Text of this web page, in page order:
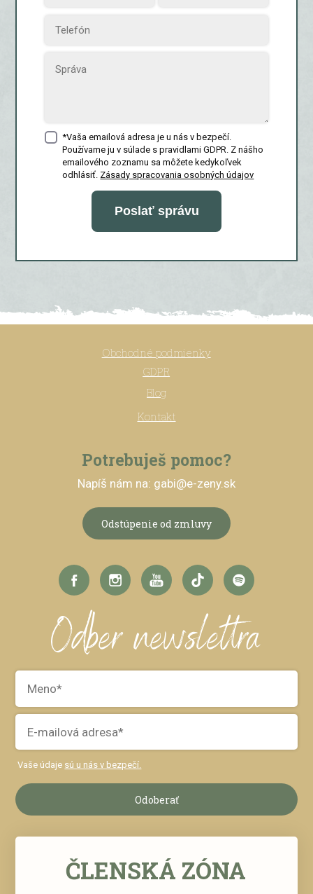
*Vaša emailová adresa je u nás v bezpečí.
Používame ju v súlade s pravidlami GDPR. Z nášho
emailového zoznamu sa môžete kedykoľvek
odhlásiť. Zásady spracovania osobných údajov
Poslať správu
Obchodné podmienky
GDPR
Blog
Kontakt
Potrebuješ pomoc?
Napíš nám na: gabi@e-zeny.sk
Odstúpenie od zmluvy
Odber newslettra
Vaše údaje sú u nás v bezpečí.
Odoberať
ČLENSKÁ ZÓNA